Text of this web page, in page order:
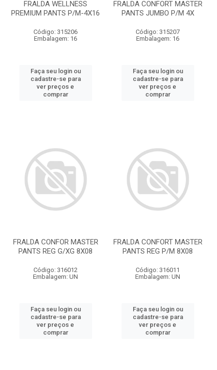
FRALDA WELLNESS
PREMIUM PANTS P/M-4X16
Código: 315206
Embalagem: 16
Faça seu login ou
cadastre-se para
ver preços e
comprar
FRALDA CONFORT MASTER
PANTS JUMBO P/M 4X
Código: 315207
Embalagem: 16
Faça seu login ou
cadastre-se para
ver preços e
comprar
FRALDA CONFOR MASTER
PANTS REG G/XG 8X08
Código: 316012
Embalagem: UN
Faça seu login ou
cadastre-se para
ver preços e
comprar
FRALDA CONFORT MASTER
PANTS REG P/M 8X08
Código: 316011
Embalagem: UN
Faça seu login ou
cadastre-se para
ver preços e
comprar